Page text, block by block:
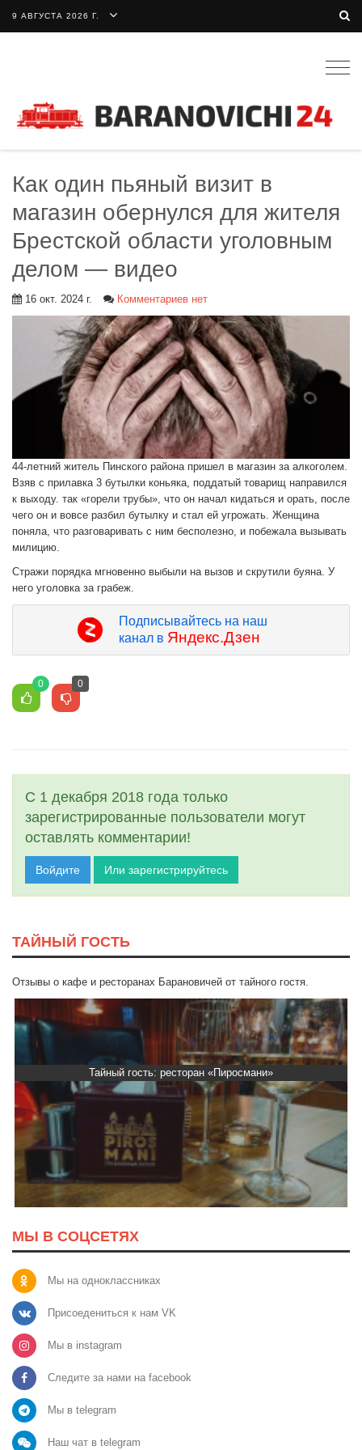
9 АВГУСТА 2026 Г.
Как один пьяный визит в
магазин обернулся для жителя
Брестской области уголовным
делом — видео
16 окт. 2024 г. Комментариев нет
44-летний житель Пинского района пришел в магазин за алкоголем.
Взяв с прилавка 3 бутылки коньяка, поддатый товарищ направился
к выходу. так «горели трубы», что он начал кидаться и орать, после
чего он и вовсе разбил бутылку и стал ей угрожать. Женщина
поняла, что разговаривать с ним бесполезно, и побежала вызывать
милицию.
Стражи порядка мгновенно выбыли на вызов и скрутили буяна. У
него уголовка за грабеж.
Подписывайтесь на наш
канал в Яндекс.Дзен
0 0
С 1 декабря 2018 года только
зарегистрированные пользователи могут
оставлять комментарии!
Войдите Или зарегистрируйтесь
ТАЙНЫЙ ГОСТЬ
Отзывы о кафе и ресторанах Барановичей от тайного гостя.
Тайный гость: ресторан «Пиросмани»
МЫ В СОЦСЕТЯХ
Мы на одноклассниках
Присоедениться к нам VK
Мы в instagram
Следите за нами на facebook
Мы в telegram
Наш чат в telegram